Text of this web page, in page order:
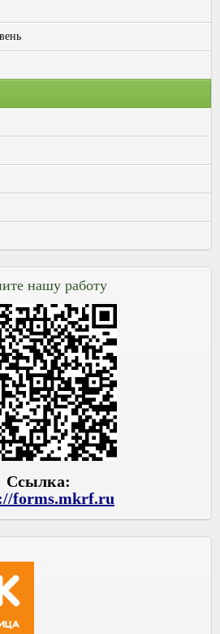
нашу работу
Ссылка:
forms.mkrf.ru